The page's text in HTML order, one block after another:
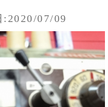
:2020/07/09